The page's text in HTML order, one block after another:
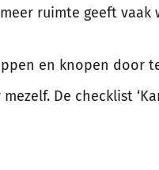
ruimte geeft
en knopen door
De checklist